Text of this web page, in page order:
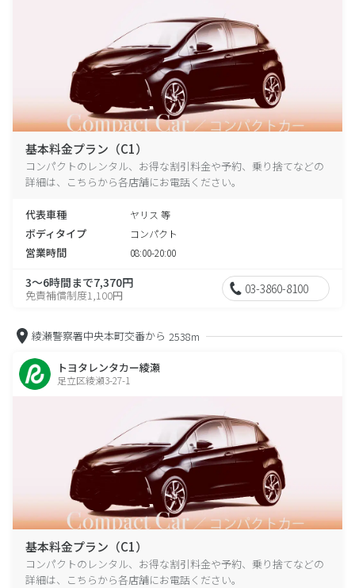
基本料金プラン（C1）
コンパクトのレンタル、お得な割引料金や予約、乗り捨てなどの
詳細は、こちらから各店舗にお電話ください。
代表車種 ヤリス 等
ボディタイプ コンパクト
営業時間 08:00-20:00
3～6時間まで7,370円
免責補償制度1,100円 03-3860-8100
綾瀬警察署中央本町交番から 2538m
トヨタレンタカー綾瀬
足立区綾瀬3-27-1
基本料金プラン（C1）
コンパクトのレンタル、お得な割引料金や予約、乗り捨てなどの
詳細は、こちらから各店舗にお電話ください。